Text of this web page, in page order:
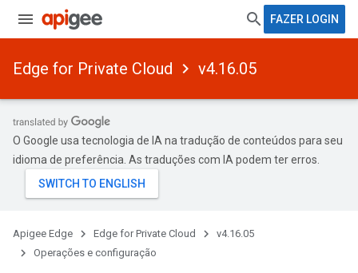
FAZER LOGIN
Edge for Private Cloud v4.16.05
O Google usa tecnologia de IA na tradução de conteúdos para seu
idioma de preferência. As traduções com IA podem ter erros.
Apigee Edge Edge for Private Cloud
v4.16.05
Operações e configuração